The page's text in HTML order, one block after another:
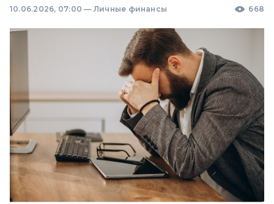
10.06.2026, 07:00 — Личные финансы 668